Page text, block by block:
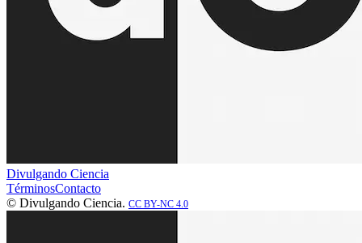
Divulgando Ciencia
TérminosContacto
© Divulgando Ciencia. CC BY-NC 4.0